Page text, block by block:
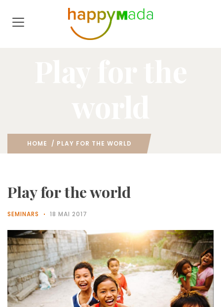
HOME / PLAY FOR THE WORLD
Play for the world
SEMINARS 18 MAI 2017